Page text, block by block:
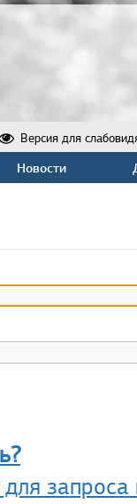
Версия для
Новости
запроса